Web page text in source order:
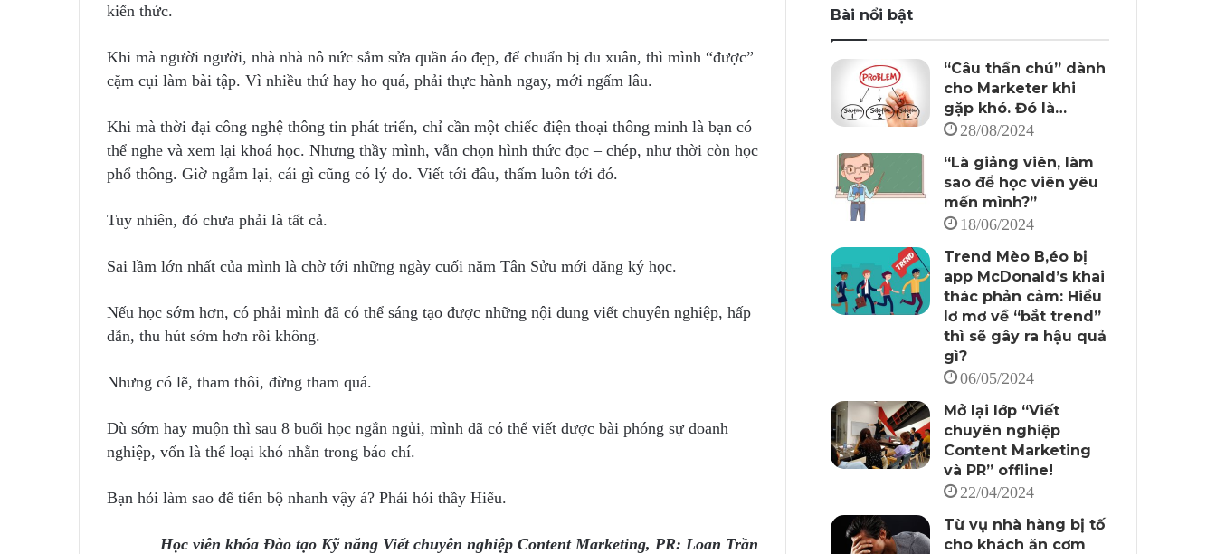
kiến thức.
Khi mà người người, nhà nhà nô nức sắm sửa quần áo đẹp, để chuẩn bị du xuân, thì mình “được”
cặm cụi làm bài tập. Vì nhiều thứ hay ho quá, phải thực hành ngay, mới ngấm lâu.
Khi mà thời đại công nghệ thông tin phát triển, chỉ cần một chiếc điện thoại thông minh là bạn có
thể nghe và xem lại khoá học. Nhưng thầy mình, vẫn chọn hình thức đọc – chép, như thời còn học
phổ thông. Giờ ngẫm lại, cái gì cũng có lý do. Viết tới đâu, thấm luôn tới đó.
Tuy nhiên, đó chưa phải là tất cả.
Sai lầm lớn nhất của mình là chờ tới những ngày cuối năm Tân Sửu mới đăng ký học.
Nếu học sớm hơn, có phải mình đã có thể sáng tạo được những nội dung viết chuyên nghiệp, hấp
dẫn, thu hút sớm hơn rồi không.
Nhưng có lẽ, tham thôi, đừng tham quá.
Dù sớm hay muộn thì sau 8 buổi học ngắn ngủi, mình đã có thể viết được bài phóng sự doanh
nghiệp, vốn là thể loại khó nhằn trong báo chí.
Bạn hỏi làm sao để tiến bộ nhanh vậy á? Phải hỏi thầy Hiếu.
Học viên khóa Đào tạo Kỹ năng Viết chuyên nghiệp Content Marketing, PR: Loan Trần
Bài nổi bật
“Câu thần chú” dành
cho Marketer khi
gặp khó. Đó là…
28/08/2024
“Là giảng viên, làm
sao để học viên yêu
mến mình?”
18/06/2024
Trend Mèo B,éo bị
app McDonald’s khai
thác phản cảm: Hiểu
lơ mơ về “bắt trend”
thì sẽ gây ra hậu quả
gì?
06/05/2024
Mở lại lớp “Viết
chuyên nghiệp
Content Marketing
và PR” offline!
22/04/2024
Từ vụ nhà hàng bị tố
cho khách ăn cơm